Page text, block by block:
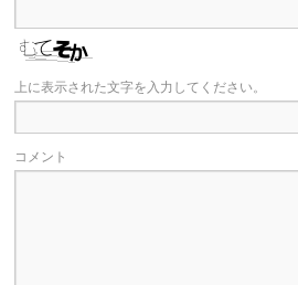
上に表示された文字を入力してください。
コメント